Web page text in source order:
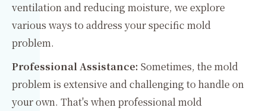
ventilation and reducing moisture, we explore
various ways to address your specific mold
problem.
Professional Assistance: Sometimes, the mold
problem is extensive and challenging to handle on
your own. That's when professional mold